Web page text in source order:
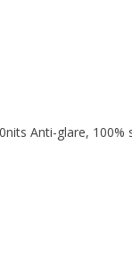
Anti-glare, 100%